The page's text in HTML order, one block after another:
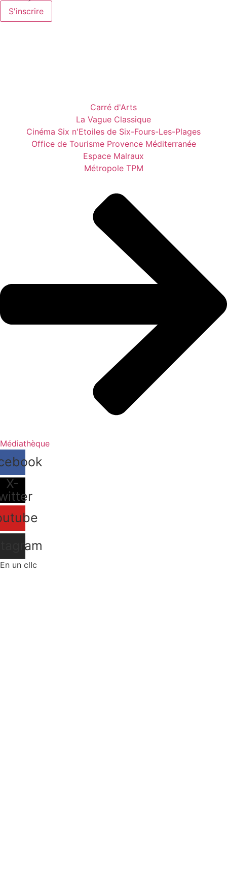
S'inscrire
Carré d'Arts
La Vague Classique
Cinéma Six n'Etoiles de Six-Fours-Les-Plages
Office de Tourisme Provence Méditerranée
Espace Malraux
Métropole TPM
Médiathèque
X-
En un clIc